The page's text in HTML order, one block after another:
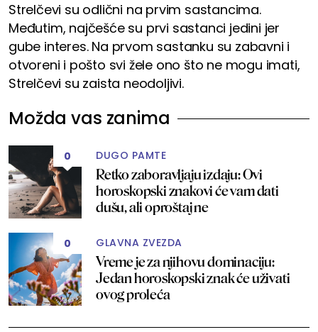
Strelčevi su odlični na prvim sastancima.
Međutim, najčešće su prvi sastanci jedini jer
gube interes. Na prvom sastanku su zabavni i
otvoreni i pošto svi žele ono što ne mogu imati,
Strelčevi su zaista neodoljivi.
Možda vas zanima
0 DUGO PAMTE
Retko zaboravljaju izdaju: Ovi
horoskopski znakovi će vam dati
dušu, ali oproštaj ne
0 GLAVNA ZVEZDA
Vreme je za njihovu dominaciju:
Jedan horoskopski znak će uživati
ovog proleća